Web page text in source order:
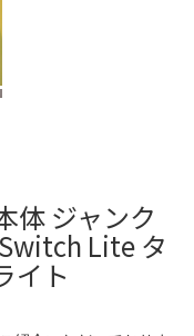
体 ジャンク
Lite タ
イト